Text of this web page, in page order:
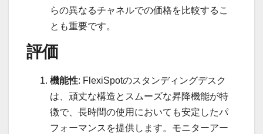
らの異なるチャネルでの価格を比較するこ
とも重要です。
評価
機能性: FlexiSpotのスタンディングデスク
は、頑丈な構造とスムーズな昇降機能が特
徴で、長時間の使用においても安定したパ
フォーマンスを提供します。モニターアー